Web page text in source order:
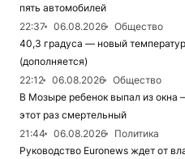
пять автомобилей
22:37
06.08.2026
Общество
40,3 градуса — новый
(дополняется)
22:12
06.08.2026
Общество
В Мозыре ребенок выпал из окна
этот раз смертельный
21:44
06.08.2026
Политика
Руководство Euronews ждет от